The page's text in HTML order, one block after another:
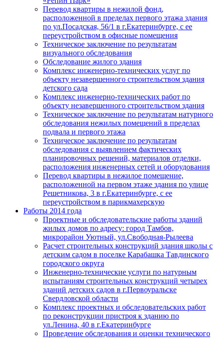
Перевод квартиры в нежилой фонд,
расположенной в пределах первого этажа здания
по ул.Посадская, 56/1 в г.Екатеринбурге, с ее
переустройством в офисные помещения
Техническое заключение по результатам
визуального обследования
Обследование жилого здания
Комплекс инженерно-технических услуг по
объекту незавершенного строительством здания
детского сада
Комплекс инженерно-технических работ по
объекту незавершенного строительством здания
Техническое заключение по результатам натурного
обследования нежилых помещений в пределах
подвала и первого этажа
Техническое заключение по результатам
обследования с выявлением фактических
планировочных решений, материалов отделки,
расположения инженерных сетей и оборудования
Перевод квартиры в нежилое помещение,
расположенной на первом этаже здания по улице
Решетникова, 3 в г.Екатеринбурге, с ее
переустройством в парикмахерскую
Работы 2014 года
Проектные и обследовательские работы зданий
жилых домов по адресу: город Тамбов,
микрорайон Уютный, ул.Свободная-Рылеева
Расчет строительных конструкций здания школы с
детским садом в поселке Карабашка Тавдинского
городского округа
Инженерно-технические услуги по натурным
испытаниям строительных конструкций четырех
зданий детских садов в г.Первоуральске
Свердловской области
Комплекс проектных и обследовательских работ
по реконструкции пристроя к зданию по
ул.Ленина, 40 в г.Екатеринбурге
Проведение обследования и оценки технического